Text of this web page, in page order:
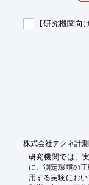
【導入の効果】
【研究機関
株式会社テクネ計測
研究機関では、
に、測定環境の
用する実験にお